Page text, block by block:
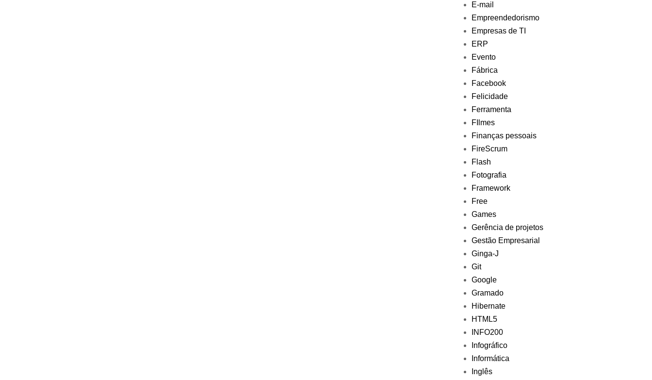
E-mail
Empreendedorismo
Empresas de TI
ERP
Evento
Fábrica
Facebook
Felicidade
Ferramenta
FIlmes
Finanças pessoais
FireScrum
Flash
Fotografia
Framework
Free
Games
Gerência de projetos
Gestão Empresarial
Ginga-J
Git
Google
Gramado
Hibernate
HTML5
INFO200
Infográfico
Informática
Inglês